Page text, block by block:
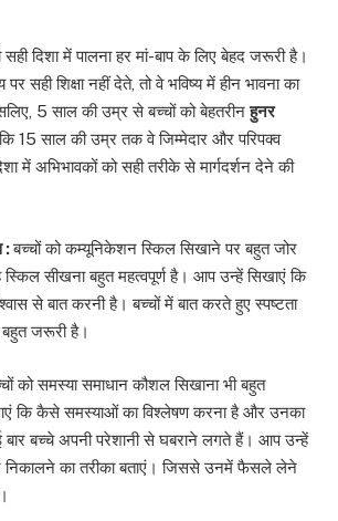
सही दिशा में पालना हर मां-बाप के लिए बेहद जरूरी है।
सही शिक्षा नहीं देते, तो वे भविष्य में हीन भावना का
5 साल की उम्र से बच्चों को बेहतरीनहुनर
15 साल की उम्र तक वे जिम्मेदार और परिपक्व
में अभिभावकों को सही तरीके से मार्गदर्शन देने की
:बच्चों को कम्यूनिकेशन स्किल सिखाने पर बहुत जोर
स्किल सीखना बहुत महत्वपूर्ण है। आप उन्हें सिखाएं कि
से बात करनी है। बच्चों में बात करते हुए स्पष्टता
जरूरी है।
को समस्या समाधान कौशल सिखाना भी बहुत
कि कैसे समस्याओं का विश्लेषण करना है और उनका
बच्चे अपनी परेशानी से घबराने लगते हैं। आप उन्हें
निकालने का तरीका बताएं। जिससे उनमें फैसले लेने